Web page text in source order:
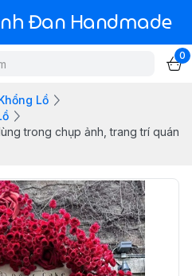
Đan Handmade
0
Lồ
trong chụp ảnh, trang trí quán